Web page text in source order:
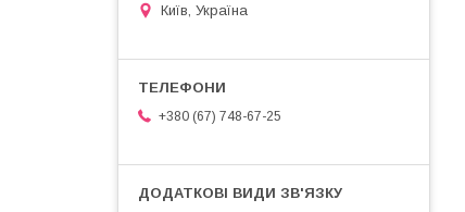
Київ, Україна
+380 (67) 748-67-25